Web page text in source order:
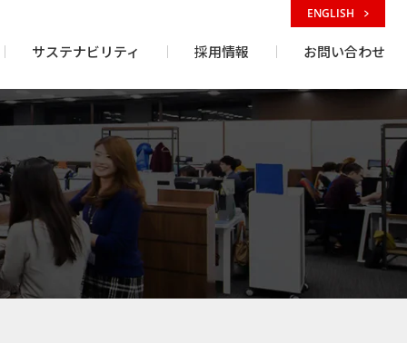
サステナビリティ 採用情報 お問い合わせ
ENGLISH